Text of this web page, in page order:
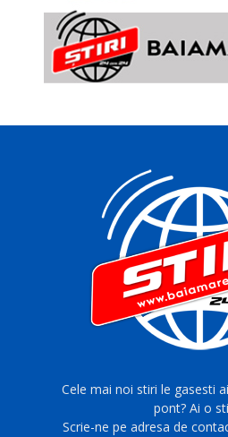
Cele mai noi stiri le gasesti
pont? Ai o
Scrie-ne pe adresa de